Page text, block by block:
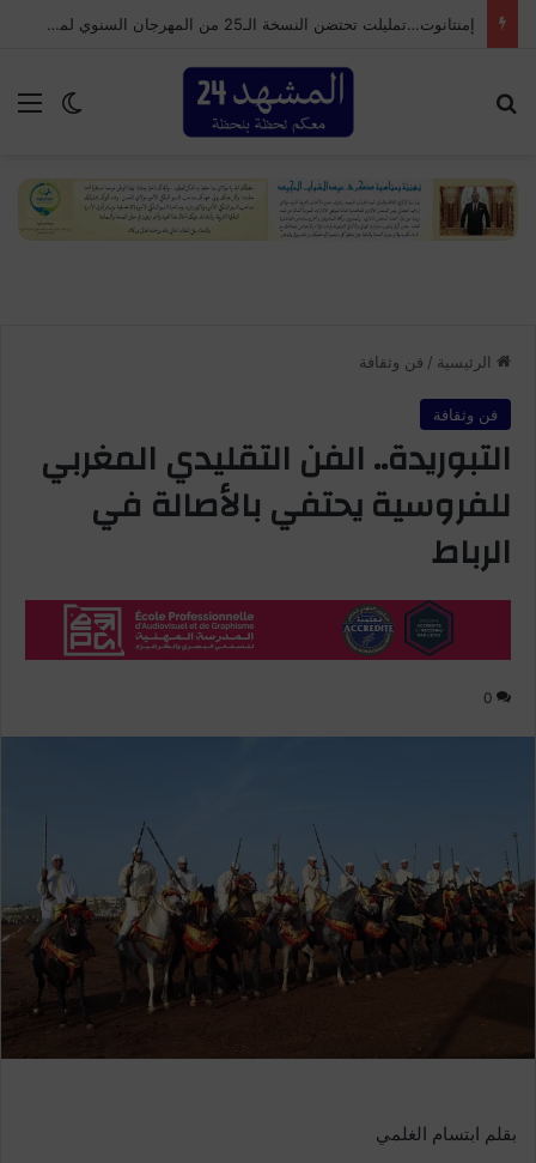
إمنتانوت…تمليلت تحتضن النسخة الـ25 من المهرجان السنوي لموظفي الجماعة
الوضع
الرئيسية / فن وثقافة
فن وثقافة
التبوريدة.. الفن التقليدي المغربي
للفروسية يحتفي بالأصالة في
الرباط
0
بقلم ابتسام الغلمي